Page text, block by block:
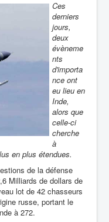
Ces
derniers
jours,
deux
évèneme
nts
d'importa
nce ont
eu lieu en
Inde,
alors que
celle-ci
cherche
à
en plus étendues.
de la défense
Milliards de dollars de
lot de 42 chasseurs
russe, portant le
à 272.